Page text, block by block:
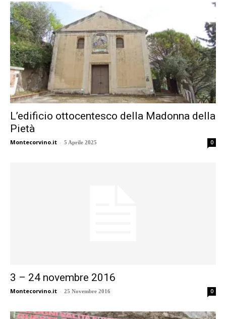
L’edificio ottocentesco della Madonna della
Pietà
Montecorvino.it - 5 Aprile 2025 0
3 – 24 novembre 2016
Montecorvino.it - 25 Novembre 2016 0